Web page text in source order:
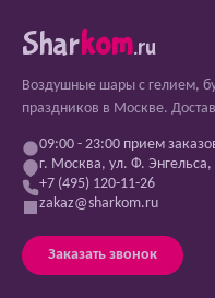
Sharkom.ru
Воздушные шары с гелием,
праздников в Москве.
09:00 - 23:00 прием
г. Москва, ул. Ф. Энгельса,
+7 (495) 120-11-26
zakaz@sharkom.ru
Заказать звонок